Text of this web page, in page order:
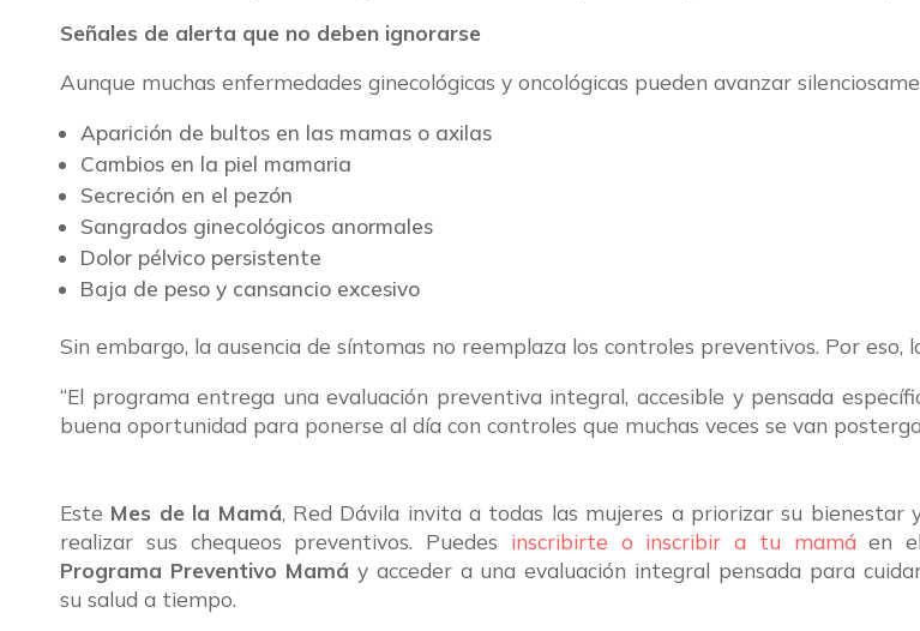
Señales de alerta que no deben ignorarse
Aunque muchas enfermedades ginecológicas y oncológicas pueden avanzar
Aparición de bultos en las mamas o axilas
Cambios en la piel mamaria
Secreción en el pezón
Sangrados ginecológicos anormales
Dolor pélvico persistente
Baja de peso y cansancio excesivo
Sin embargo, la ausencia de síntomas no reemplaza los controles preventivos. Por
“El programa entrega una evaluación preventiva integral, accesible y pensada
buena oportunidad para ponerse al día con controles que muchas veces se van
Este Mes de la Mamá, Red Dávila invita a todas las mujeres a priorizar su bienestar
realizar sus chequeos preventivos. Puedes inscribirte o inscribir a tu mamáen el
Programa Preventivo Mamá y acceder a una evaluación integral pensada para
su salud a tiempo.